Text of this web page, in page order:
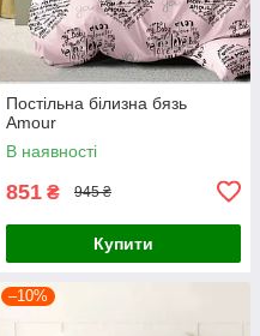
Постільна білизна бязь
Amour
В наявності
851 ₴ 945 ₴
Купити
–10%